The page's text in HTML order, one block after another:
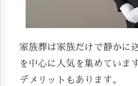
家族葬は家族だけで静かに
を中心に人気を集めていま
デメリットもあります。